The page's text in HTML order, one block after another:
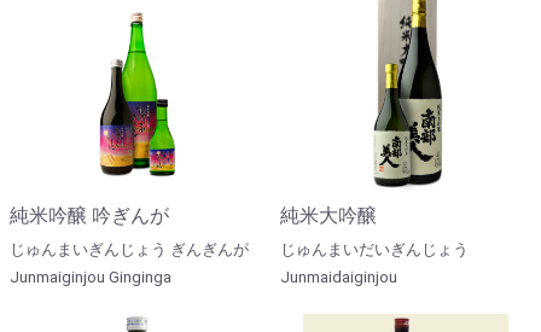
純米吟醸 吟ぎんが
じゅんまいぎんじょう ぎんぎんが
Junmaiginjou Ginginga
純米大吟醸
じゅんまいだいぎんじょう
Junmaidaiginjou